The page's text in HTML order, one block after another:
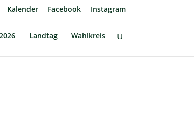
Kalender Facebook Instagram
Landtag Wahlkreis